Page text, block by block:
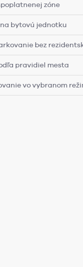
zóne
bytovú jednotku
bez
pravidiel mesta
vo vybranom